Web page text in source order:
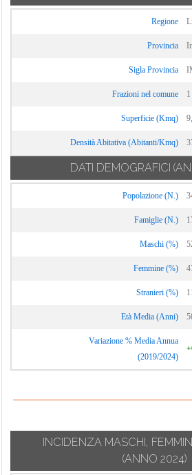
Regione
Provincia
Sigla Provincia
Frazioni nel comune 1
Superficie (Kmq)
Densità Abitativa (Abitanti/Kmq)
DATI DEMOGRAFICI
Popolazione (N.)
Famiglie (N.)
Maschi (%)
Femmine (%)
Stranieri (%)
Età Media (Anni)
Variazione % Media Annua
(2019/2024)
INCIDENZA MASCHI,
(ANNO 2024)